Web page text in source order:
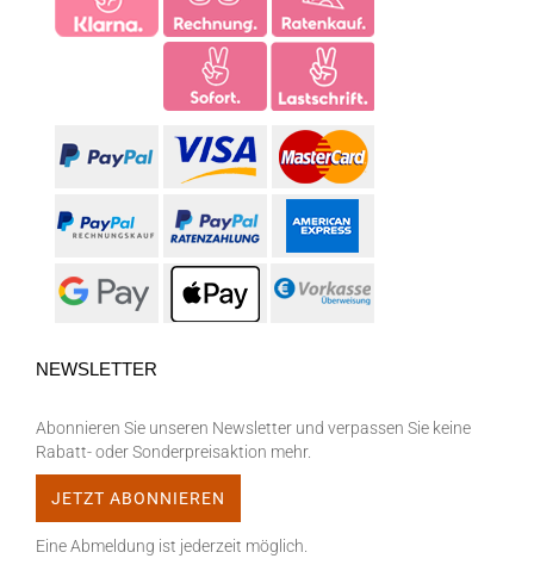
NEWSLETTER
Abonnieren Sie unseren Newsletter und verpassen Sie keine
Rabatt- oder Sonderpreisaktion mehr.
Eine Abmeldung ist jederzeit möglich.